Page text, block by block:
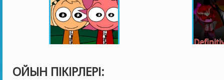
ОЙЫН ПІКІРЛЕРІ: